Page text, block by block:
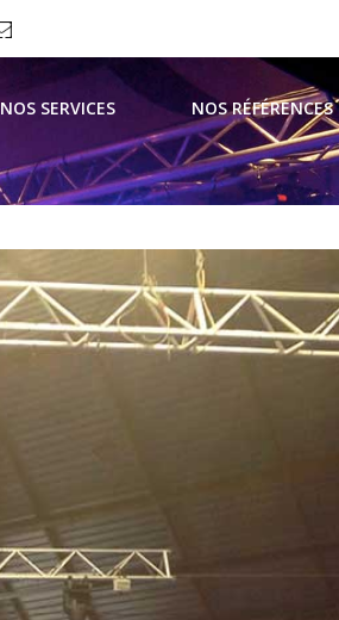
contact@avsevents.fr
NOS SERVICES
NOS RÉFÉRENCES